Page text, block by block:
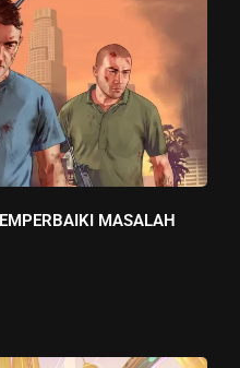
MASALAH